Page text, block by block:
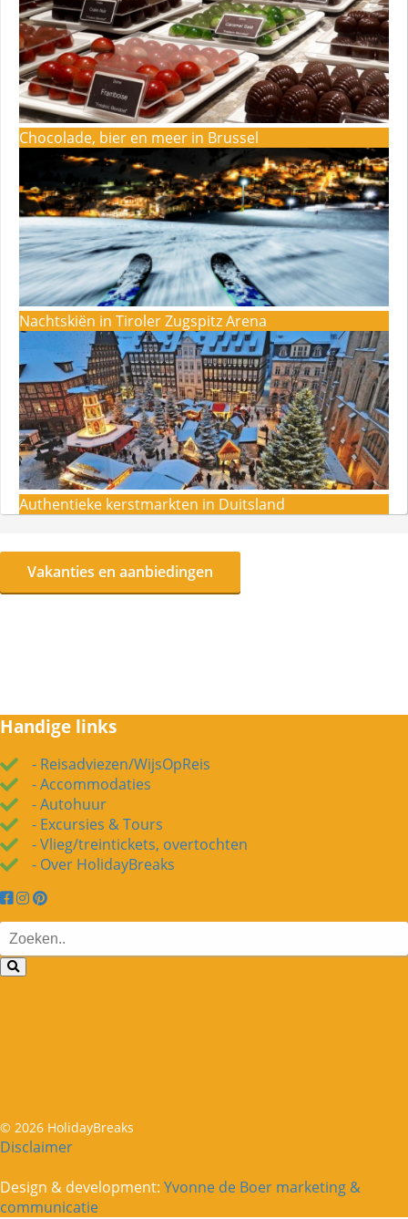
Chocolade, bier en meer in Brussel
Nachtskiën in Tiroler Zugspitz Arena
Authentieke kerstmarkten in Duitsland
Vakanties en aanbiedingen
Handige links
- Reisadviezen/WijsOpReis
- Accommodaties
- Autohuur
- Excursies & Tours
- Vlieg/treintickets, overtochten
- Over HolidayBreaks
© 2026 HolidayBreaks
Disclaimer
Design & development: Yvonne de Boer marketing &
communicatie